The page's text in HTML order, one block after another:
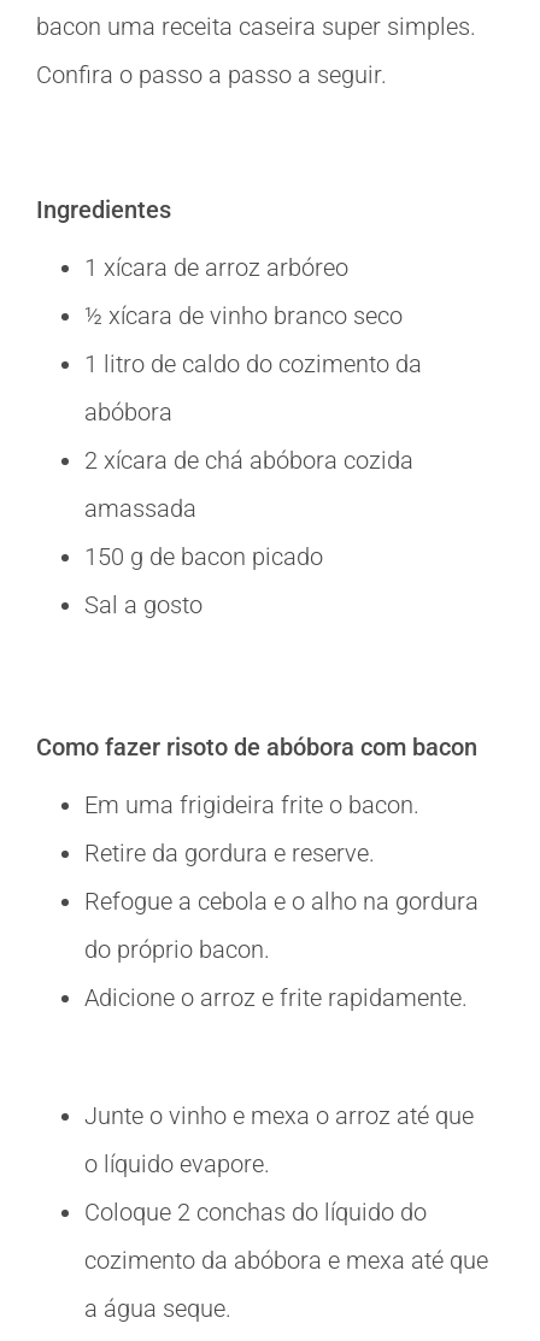
bacon uma receita caseira super simples.
Confira o passo a passo a seguir.
Ingredientes
1 xícara de arroz arbóreo
½ xícara de vinho branco seco
1 litro de caldo do cozimento da
abóbora
2 xícara de chá abóbora cozida
amassada
150 g de bacon picado
Sal a gosto
Como fazer risoto de abóbora com bacon
Em uma frigideira frite o bacon.
Retire da gordura e reserve.
Refogue a cebola e o alho na gordura
do próprio bacon.
Adicione o arroz e frite rapidamente.
Junte o vinho e mexa o arroz até que
o líquido evapore.
Coloque 2 conchas do líquido do
cozimento da abóbora e mexa até que
a água seque.